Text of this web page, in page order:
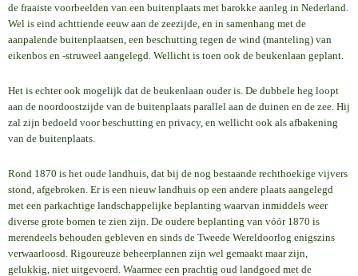
de fraaiste voorbeelden van een buitenplaats met barokke aanleg in Nederland.
Wel is eind achttiende eeuw aan de zeezijde, en in samenhang met de
aanpalende buitenplaatsen, een beschutting tegen de wind (manteling) van
eikenbos en -struweel aangelegd. Wellicht is toen ook de beukenlaan geplant.
Het is echter ook mogelijk dat de beukenlaan ouder is. De dubbele heg loopt
aan de noordoostzijde van de buitenplaats parallel aan de duinen en de zee. Hij
zal zijn bedoeld voor beschutting en privacy, en wellicht ook als afbakening
van de buitenplaats.
Rond 1870 is het oude landhuis, dat bij de nog bestaande rechthoekige vijvers
stond, afgebroken. Er is een nieuw landhuis op een andere plaats aangelegd
met een parkachtige landschappelijke beplanting waarvan inmiddels weer
diverse grote bomen te zien zijn. De oudere beplanting van vóór 1870 is
merendeels behouden gebleven en sinds de Tweede Wereldoorlog enigszins
verwaarloosd. Rigoureuze beheerplannen zijn wel gemaakt maar zijn,
gelukkig, niet uitgevoerd. Waarmee een prachtig oud landgoed met de